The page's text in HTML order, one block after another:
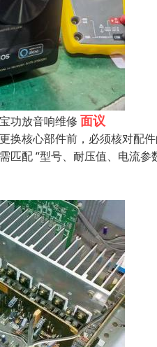
功放音响维修 面议
换核心部件前，必须核对配
匹配 “型号、耐压值、电流参